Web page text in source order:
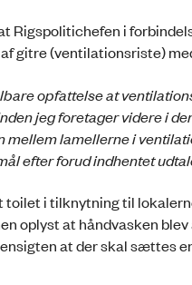
i
gitre (ventilationsriste)
opfattelse at
jeg foretager videre i
lamellerne i
efter forud indhentet
toilet i tilknytning til
oplyst at håndvasken
at der skal sættes